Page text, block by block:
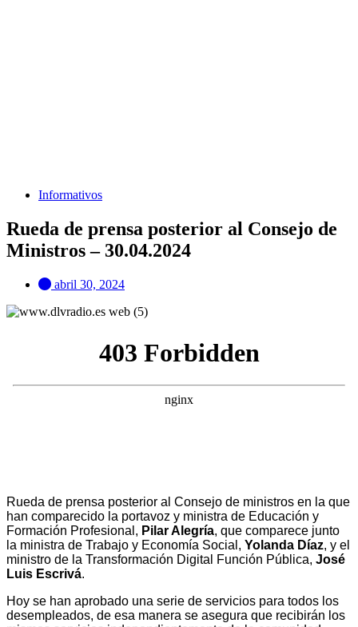
Informativos
Rueda de prensa posterior al Consejo de
Ministros – 30.04.2024
abril 30, 2024
Rueda de prensa posterior al Consejo de ministros en la que
han comparecido la portavoz y ministra de Educación y
Formación Profesional, Pilar Alegría, que comparece junto
la ministra de Trabajo y Economía Social, Yolanda Díaz, y el
ministro de la Transformación Digital Función Pública, José
Luis Escrivá.
Hoy se han aprobado una serie de servicios para todos los
desempleados, de esa manera se asegura que recibirán los